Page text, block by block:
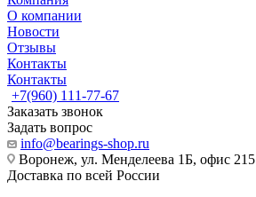
О компании
Новости
Отзывы
Контакты
Контакты
+7(960) 111-77-67
Заказать звонок
Задать вопрос
info@bearings-shop.ru
Воронеж, ул. Менделеева 1Б, офис 215
Доставка по всей России